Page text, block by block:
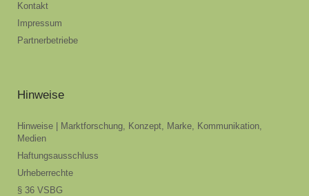
Kontakt
Impressum
Partnerbetriebe
Hinweise
Hinweise | Marktforschung, Konzept, Marke, Kommunikation,
Medien
Haftungsausschluss
Urheberrechte
§ 36 VSBG